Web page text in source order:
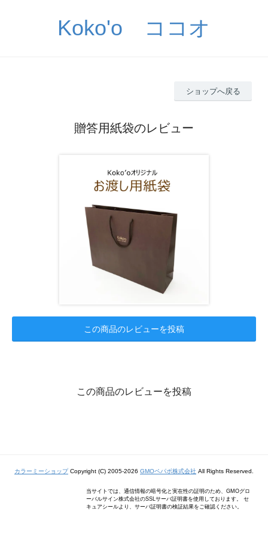
Koko'o ココオ
ショップへ戻る
贈答用紙袋のレビュー
この商品のレビューを投稿
この商品のレビューを投稿
カラーミーショップCopyright (C) 2005-2026 GMOペパボ株式会社 All Rights Reserved.
当サイトでは、通信情報の暗号化と実在性の証明のため、GMOグロ
ーバルサイン株式会社のSSLサーバ証明書を使用しております。 セ
キュアシールより、サーバ証明書の検証結果をご確認ください。